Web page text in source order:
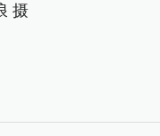
摄